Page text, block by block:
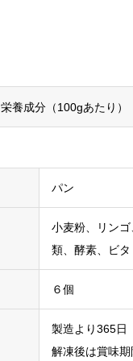
栄養成分（100gあたり）
パン
小麦粉、リン
類、酵素、ビ
６個
製造より365日
解凍後は賞味期